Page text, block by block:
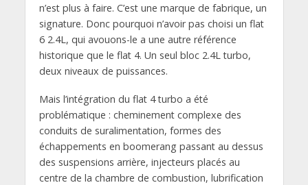
n’est plus à faire. C’est une marque de fabrique, un
signature. Donc pourquoi n’avoir pas choisi un flat
6 2.4L, qui avouons-le a une autre référence
historique que le flat 4. Un seul bloc 2.4L turbo,
deux niveaux de puissances.
Mais l’intégration du flat 4 turbo a été
problématique : cheminement complexe des
conduits de suralimentation, formes des
échappements en boomerang passant au dessus
des suspensions arrière, injecteurs placés au
centre de la chambre de combustion, lubrification